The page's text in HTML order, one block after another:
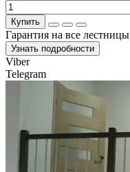
Купить
Гарантия на все
Узнать подробности
Viber
Telegram